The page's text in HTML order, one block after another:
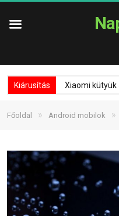
Kiárusítás Xiaomi kütyük
Főoldal » Android mobilok »